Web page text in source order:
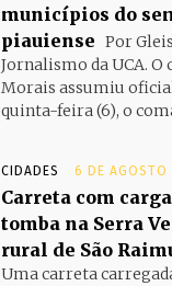
municípios do
piauiense Por
Jornalismo da UCA. O
Morais assumiu
quinta-feira (6), o
CIDADES 6 DE AGOSTO
Carreta com
tomba na Serra
rural de São
Uma carreta